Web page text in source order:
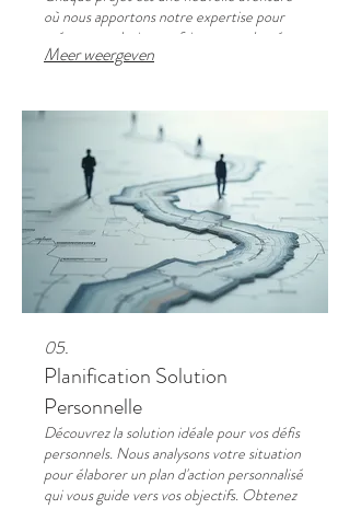
où nous apportons notre expertise pour
créer une solution parfaitement adaptée.
Meer weergeven
05.
Planification Solution
Personnelle
Découvrez la solution idéale pour vos défis
personnels. Nous analysons votre situation
pour élaborer un plan d'action personnalisé
qui vous guide vers vos objectifs. Obtenez